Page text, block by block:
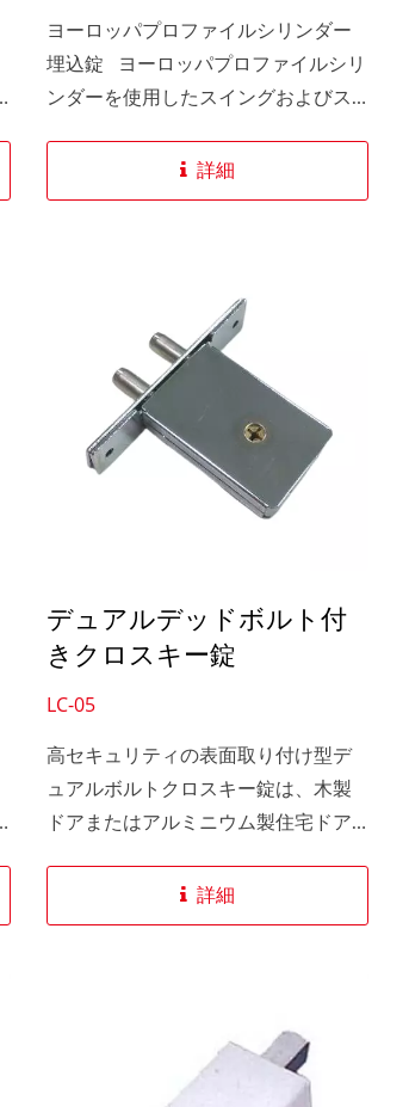
ヨーロッパプロファイルシリンダー
埋込錠 ヨーロッパプロファイルシリ
ンダーを使用したスイングおよびス
ドア用の高セキュリティロック。
詳細
デュアルデッドボルト付
きクロスキー錠
LC-05
高セキュリティの表面取り付け型デ
ュアルボルトクロスキー錠は、木製
ドアまたはアルミニウム製住宅ドア
詳細